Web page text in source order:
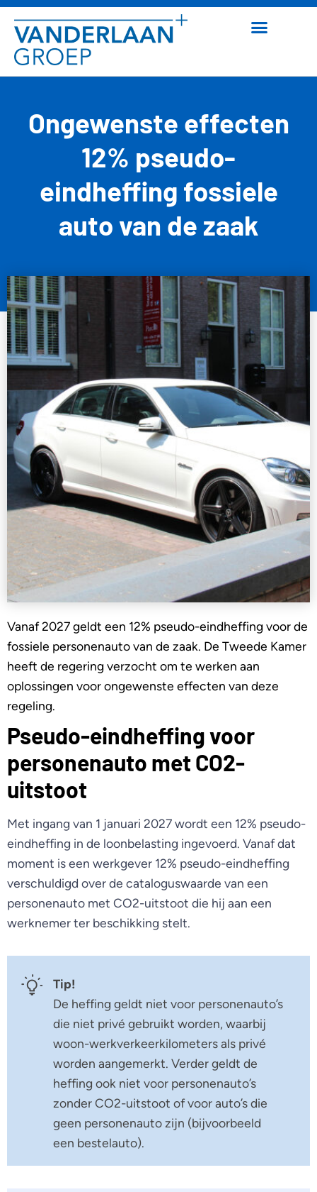
Ongewenste effecten
12% pseudo-
eindheffing fossiele
auto van de zaak
10 april 2026
Vanaf 2027 geldt een 12% pseudo-eindheffing voor de
fossiele personenauto van de zaak. De Tweede Kamer
heeft de regering verzocht om te werken aan
oplossingen voor ongewenste effecten van deze
regeling.
Pseudo-eindheffing voor
personenauto met CO2-
uitstoot
Met ingang van 1 januari 2027 wordt een 12% pseudo-
eindheffing in de loonbelasting ingevoerd. Vanaf dat
moment is een werkgever 12% pseudo-eindheffing
verschuldigd over de cataloguswaarde van een
personenauto met CO2-uitstoot die hij aan een
werknemer ter beschikking stelt.
Tip!
De heffing geldt niet voor personenauto’s
die niet privé gebruikt worden, waarbij
woon-werkverkeerkilometers als privé
worden aangemerkt. Verder geldt de
heffing ook niet voor personenauto’s
zonder CO2-uitstoot of voor auto’s die
geen personenauto zijn (bijvoorbeeld
een bestelauto).